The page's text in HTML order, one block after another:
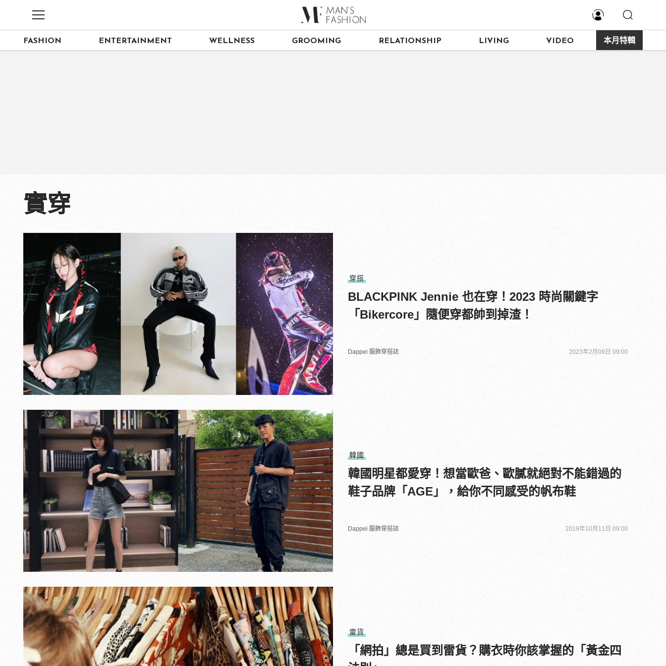
FASHION ENTERTAINMENT WELLNESS GROOMING RELATIONSHIP LIVING VIDEO 本月特輯
實穿
穿搭
BLACKPINK Jennie 也在穿！2023 時尚關鍵字
「Bikercore」隨便穿都帥到掉渣！
Dappei 服飾穿搭誌 2023年2月09日 09:00
韓國
韓國明星都愛穿！想當歐爸、歐膩就絕對不能錯過的
鞋子品牌「AGE」，給你不同感受的帆布鞋
Dappei 服飾穿搭誌 2019年10月11日 09:00
雷貨
「網拍」總是買到雷貨？購衣時你該掌握的「黃金四